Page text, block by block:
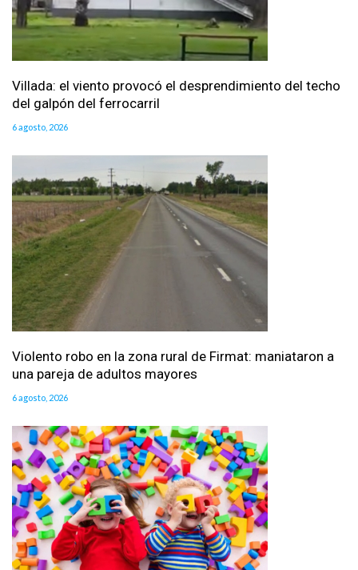
Villada: el viento provocó el desprendimiento del techo
del galpón del ferrocarril
6 agosto, 2026
Violento robo en la zona rural de Firmat: maniataron a
una pareja de adultos mayores
6 agosto, 2026